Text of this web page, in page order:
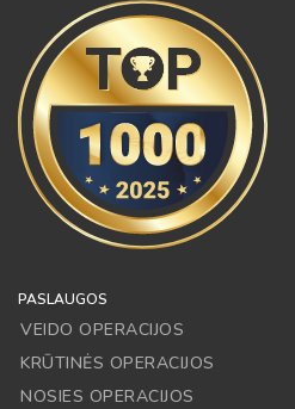
PASLAUGOS
VEIDO OPERACIJOS
KRŪTINĖS OPERACIJOS
NOSIES OPERACIJOS